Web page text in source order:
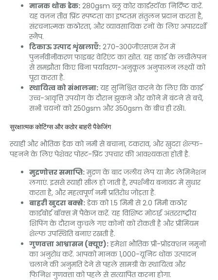
मानक थोक डेक: 280gsm ब्लू कोर कार्डस्टॉक निर्दिष्ट करें.
यह वज़न तीव्र प्रिंट स्पष्टता का इष्टतम संतुलन प्रदान करता है,
संरचनात्मक कठोरता, और व्यावसायिक रनों के लिए अपारदर्शी
स्नैप.
टिकाऊ उत्पाद शृंखलाएँ: 270-300जीएसएम रेंज में
पुनर्नवीनीकरण फाइबर वेरिएंट का स्रोत. यह कार्ड के लचीलेपन
से समझौता किए बिना पर्यावरण-अनुकूल अनुपालन लक्ष्यों को
पूरा करता है.
स्थायित्व को संभालना: यह सुनिश्चित करने के लिए कि कार्ड
उच्च-आवृत्ति उपयोग के दौरान झुकने और कोने में बंटने से बचें,
सभी चयनों को 250gsm और 350gsm के बीच ही रखें।.
सुरक्षात्मक कोटिंग्स और कठोर बाहरी पैकेजिंग
स्याही और भौतिक डेक को नमी से बचाना, टकराव, और खुदरा शेल्फ-
पहनने के लिए पेशेवर पोस्ट-प्रिंट उपचार की आवश्यकता होती है.
मुद्रणोत्तर समाप्ति:मुद्रण के बाद जलीय लेप या मैट लेमिनेशन
लगाएं. इससे स्याही सील हो जाती है, स्पर्शनीय बनावट में सुधार
करता है, और महत्वपूर्ण नमी प्रतिरोध जोड़ता है.
बाहरी खुदरा बक्से:डेक को 1.5 मिमी से 2.0 मिमी कठोर
कार्डबोर्ड बॉक्स में पैकेज करें. यह विशिष्ट मोटाई अंतरराष्ट्रीय
शिपिंग के दौरान कुचले गए कोनों को रोकती है और प्रीमियम
शेल्फ उपस्थिति बनाए रखती है.
गुणवत्ता आश्वासन (क्यूए):हमेशा भौतिक प्री-प्रोडक्शन नमूनों
का अनुरोध करें. आपको मानक 1,000-यूनिट थोक उत्पादन
चलाने की अनुमति देने से पहले सामग्री के स्थायित्व और
फिनिश गुणवत्ता को पहले से सत्यापित करना होगा.